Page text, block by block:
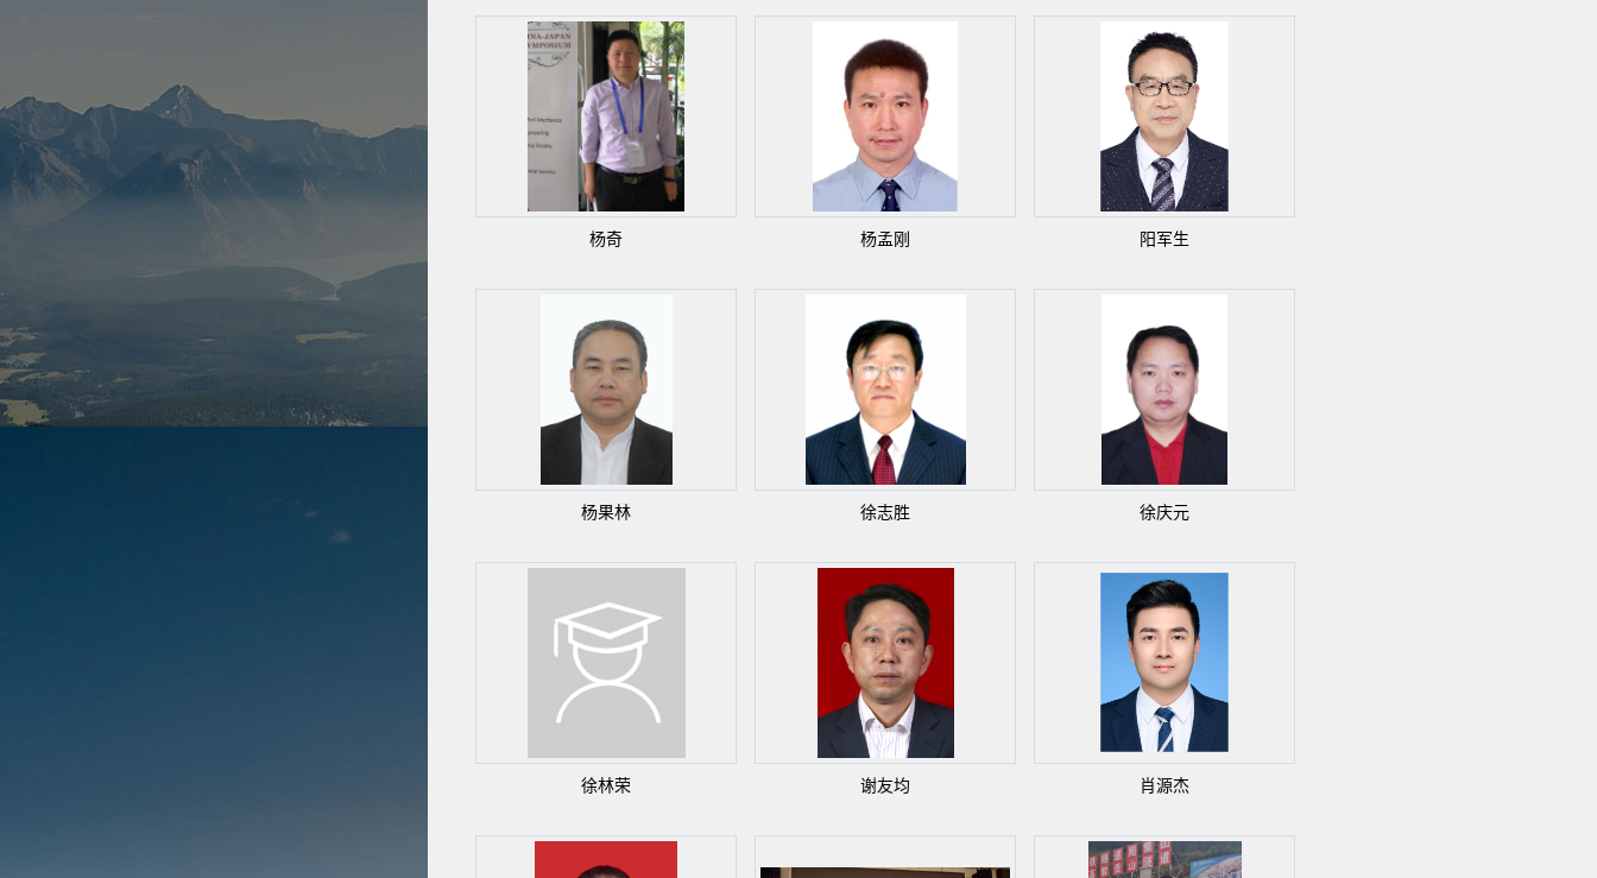
杨奇 杨孟刚 阳军生
杨果林 徐志胜 徐庆元
徐林荣 谢友均 肖源杰